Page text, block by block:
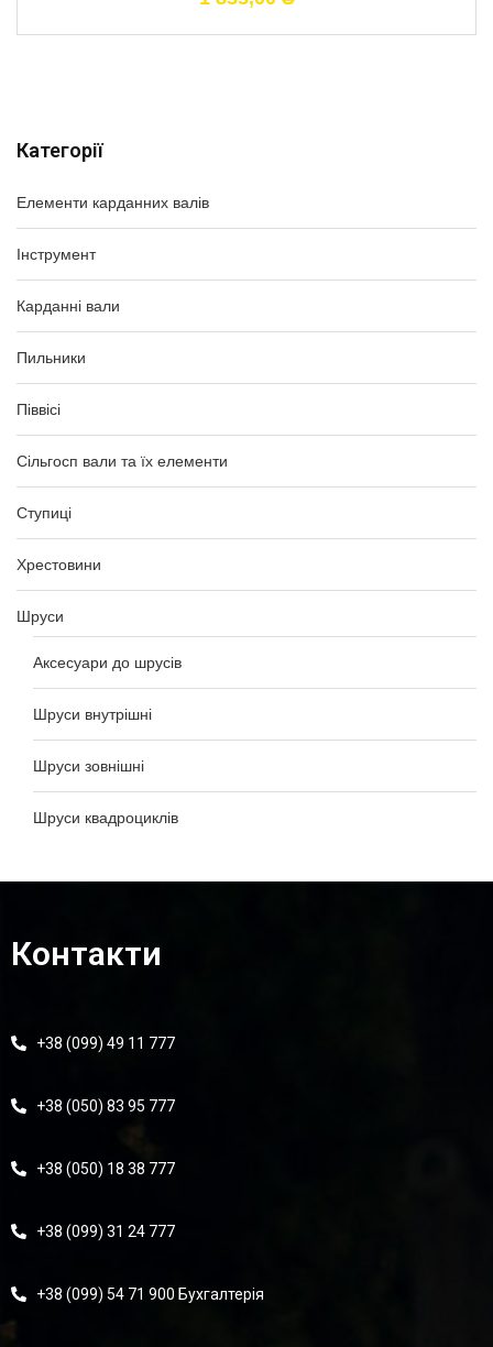
Категорії
Елементи карданних валів
Інструмент
Карданні вали
Пильники
Піввісі
Сільгосп вали та їх елементи
Ступиці
Хрестовини
Шруси
Аксесуари до шрусів
Шруси внутрішні
Шруси зовнішні
Шруси квадроциклів
Контакти
+38 (099) 49 11 777
+38 (050) 83 95 777
+38 (050) 18 38 777
+38 (099) 31 24 777
+38 (099) 54 71 900 Бухгалтерія